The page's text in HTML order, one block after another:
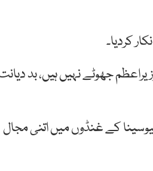
کردیا۔
جھوٹے نہیں ہیں، بد
کے غنڈوں میں اتنی مجال